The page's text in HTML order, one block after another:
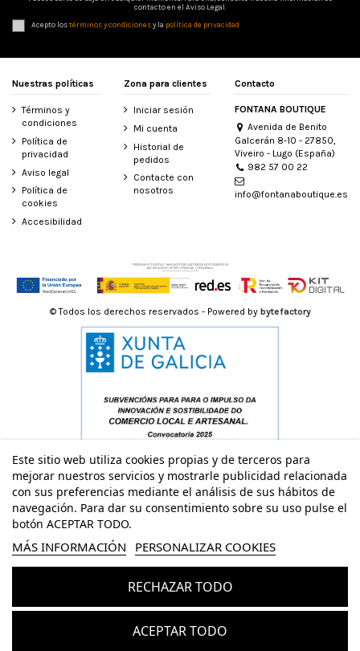
contacto en el Aviso Legal.
Acepto lostérminos y condicionesy la política de privacidad
Nuestras políticas
Términos y
condiciones
Política de
privacidad
Aviso legal
Política de
cookies
Accesibilidad
Zona para clientes
Iniciar sesión
Mi cuenta
Historial de
pedidos
Contacte con
nosotros
Contacto
FONTANA BOUTIQUE
Avenida de Benito
Galcerán 8-10 - 27850,
Viveiro - Lugo (España)
982 57 00 22
info@fontanaboutique.es
Este sitio web utiliza cookies propias y de terceros para
mejorar nuestros servicios y mostrarle publicidad relacionada
con sus preferencias mediante el análisis de sus hábitos de
navegación. Para dar su consentimiento sobre su uso pulse el
botón ACEPTAR TODO.
MÁS INFORMACIÓN PERSONALIZAR COOKIES
RECHAZAR TODO
ACEPTAR TODO
© Todos los derechos reservados - Powered by bytefactory